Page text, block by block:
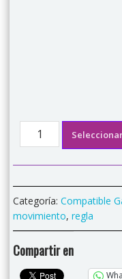
color
compatible
Gaslands
cantidad
Categoría: Compatible
movimiento, regla
Compartir en